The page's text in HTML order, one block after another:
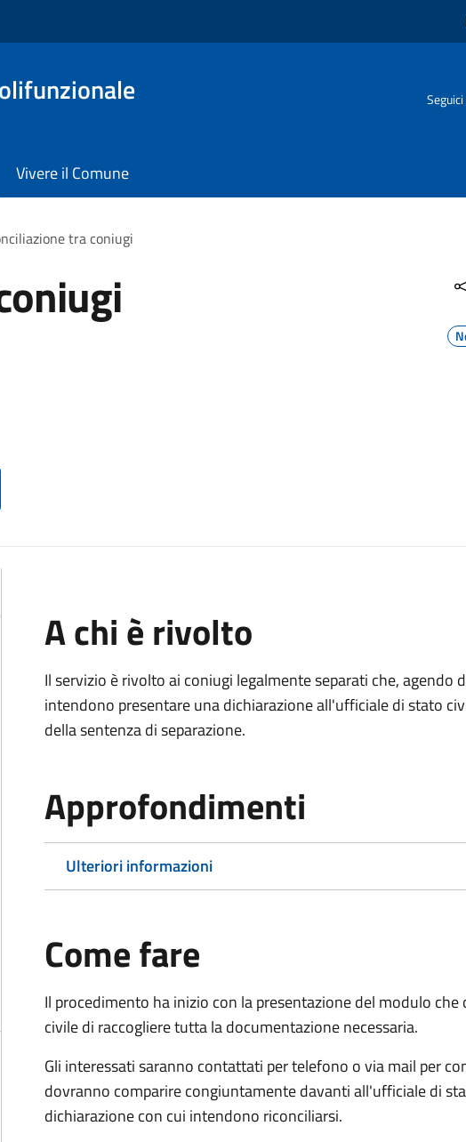
Vivere il Comune
tra coniugi
A chi è rivolto
Il servizio è rivolto ai coniugi legalmente separati che, agendo
intendono presentare una dichiarazione all'ufficiale di stato
della sentenza di separazione.
Approfondimenti
Ulteriori informazioni
Come fare
Il procedimento ha inizio con la presentazione del modulo
civile di raccogliere tutta la documentazione necessaria.
Gli interessati saranno contattati per telefono o via mail per
dovranno comparire congiuntamente davanti all'ufficiale di
dichiarazione con cui intendono riconciliarsi.